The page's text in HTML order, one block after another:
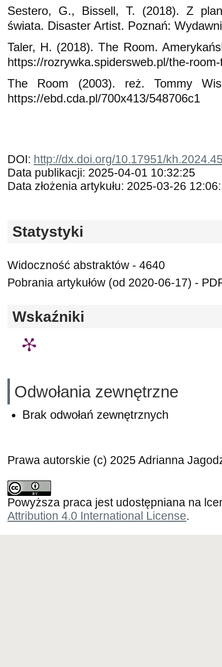
Sestero, G., Bissell, T. (2018). Z
świata. Disaster Artist. Poznań:
Taler, H. (2018). The Room.
https://rozrywka.spidersweb.pl/the-
The Room (2003). reż. Tommy
https://ebd.cda.pl/700x413/548706c1
DOI: http://dx.doi.org/10.17951/
Data publikacji: 2025-04-01 10:32:25
Data złożenia artykułu: 2025-03-26
Statystyki
Widoczność abstraktów - 4640
Pobrania artykułów (od 2020-06-17) -
Wskaźniki
Odwołania zewnętrzne
Brak odwołań zewnętrznych
Prawa autorskie (c) 2025 Adrianna
Powyższa praca jest udostępniana na
Attribution 4.0 International License.